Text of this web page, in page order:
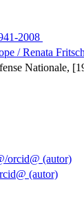
2008
/ Renata
Nationale,
orcid@ (autor)
(autor)